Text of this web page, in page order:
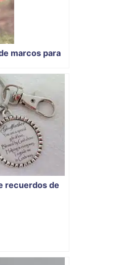
marcos para
recuerdos de